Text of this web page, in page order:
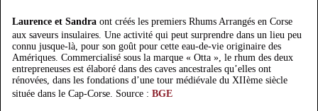
Laurence et Sandra ont créés les premiers Rhums Arrangés en Corse
aux saveurs insulaires. Une activité qui peut surprendre dans un lieu peu
connu jusque-là, pour son goût pour cette eau-de-vie originaire des
Amériques. Commercialisé sous la marque « Otta », le rhum des deux
entrepreneuses est élaboré dans des caves ancestrales qu’elles ont
rénovées, dans les fondations d’une tour médiévale du XIIème siècle
située dans le Cap-Corse. Source : BGE